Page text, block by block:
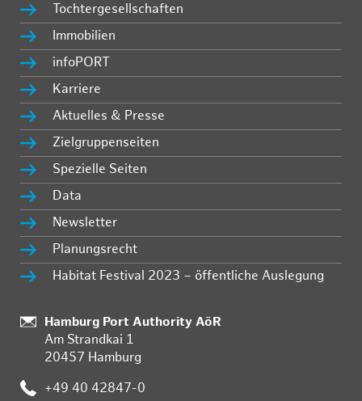
Tochtergesellschaften
Immobilien
infoPORT
Karriere
Aktuelles & Presse
Zielgruppenseiten
Spezielle Seiten
Data
Newsletter
Planungsrecht
Habitat Festival 2023 – öffentliche Auslegung
:
Hamburg Port Authority AöR
Am Strandkai 1
20457 Hamburg
: +49 40 42847-0